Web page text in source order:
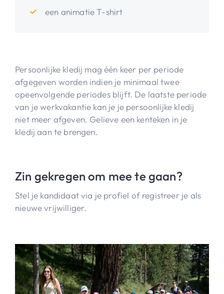
een animatie T-shirt
Persoonlijke kledij mag één keer per periode
afgegeven worden indien je minimaal twee
opeenvolgende periodes blijft. De laatste periode
van je werkvakantie kan je je persoonlijke kledij
niet meer afgeven. Gelieve een kenteken in je
kledij aan te brengen.
Zin gekregen om mee te gaan?
Stel je kandidaat via je profiel of registreer je als
nieuwe vrijwilliger.